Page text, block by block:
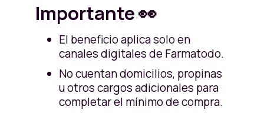
Importante 👀
El beneficio aplica solo en
canales digitales de Farmatodo.
No cuentan domicilios, propinas
u otros cargos adicionales para
completar el mínimo de compra.